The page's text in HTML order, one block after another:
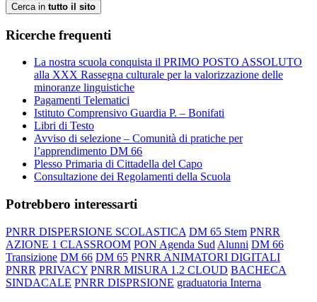
Cerca in tutto il sito
Ricerche frequenti
La nostra scuola conquista il PRIMO POSTO ASSOLUTO
alla XXX Rassegna culturale per la valorizzazione delle
minoranze linguistiche
Pagamenti Telematici
Istituto Comprensivo Guardia P. – Bonifati
Libri di Testo
Avviso di selezione – Comunità di pratiche per
l’apprendimento DM 66
Plesso Primaria di Cittadella del Capo
Consultazione dei Regolamenti della Scuola
Potrebbero interessarti
PNRR DISPERSIONE SCOLASTICA DM 65 Stem PNRR
AZIONE 1 CLASSROOM PON Agenda Sud Alunni DM 66
Transizione DM 66 DM 65 PNRR ANIMATORI DIGITALI
PNRR PRIVACY PNRR MISURA 1.2 CLOUD BACHECA
SINDACALE PNRR DISPRSIONE graduatoria Interna